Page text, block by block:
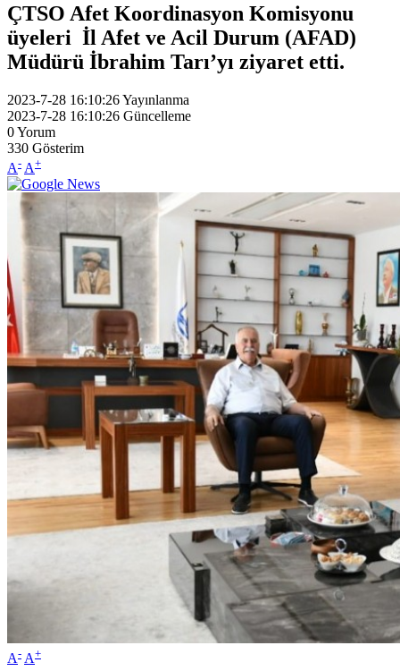
ÇTSO Afet Koordinasyon Komisyonu
üyeleri İl Afet ve Acil Durum (AFAD)
Müdürü İbrahim Tarı’yı ziyaret etti.
2023-7-28 16:10:26Yayınlanma
2023-7-28 16:10:26 Güncelleme
0Yorum
330 Gösterim
A- A+
A- A+